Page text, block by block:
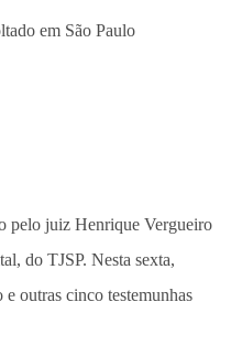
em São Paulo
pelo juiz Henrique Vergueiro
do TJSP. Nesta sexta,
outras cinco testemunhas